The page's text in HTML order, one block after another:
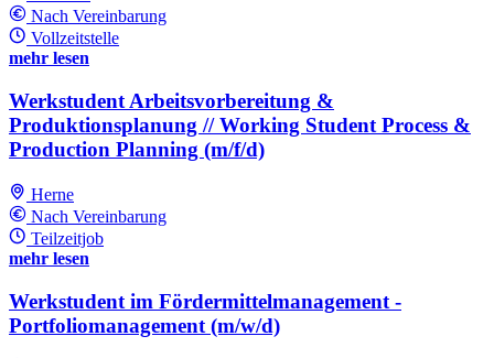
Nach Vereinbarung
Vollzeitstelle
mehr lesen
Werkstudent Arbeitsvorbereitung &
Produktionsplanung // Working Student Process &
Production Planning (m/f/d)
Herne
Nach Vereinbarung
Teilzeitjob
mehr lesen
Werkstudent im Fördermittelmanagement -
Portfoliomanagement (m/w/d)